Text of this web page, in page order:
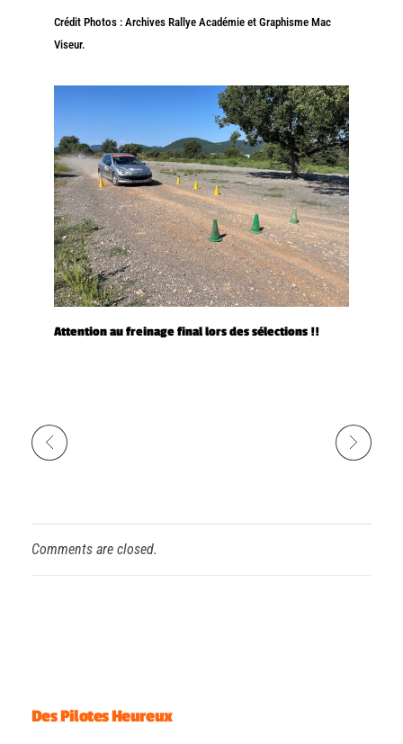
Crédit Photos : Archives Rallye Académie et Graphisme Mac
Viseur.
Attention au freinage final lors des sélections !!
Comments are closed.
Des Pilotes Heureux